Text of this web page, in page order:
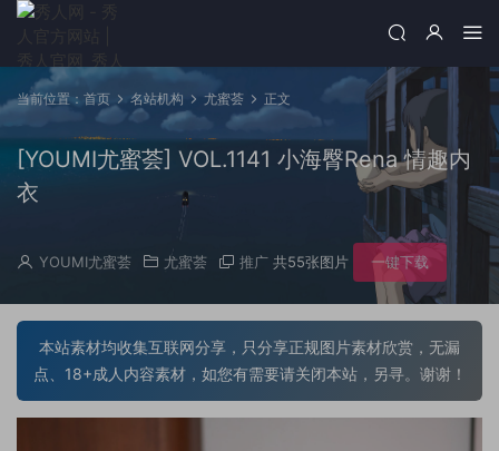
当前位置： 首页 名站机构 尤蜜荟 正文
[YOUMI尤蜜荟] VOL.1141 小海臀Rena 情趣内
衣
YOUMI尤蜜荟 尤蜜荟 推广 共55张图片 一键下载
本站素材均收集互联网分享，只分享正规图片素材欣赏，无漏
点、18+成人内容素材，如您有需要请关闭本站，另寻。谢谢！